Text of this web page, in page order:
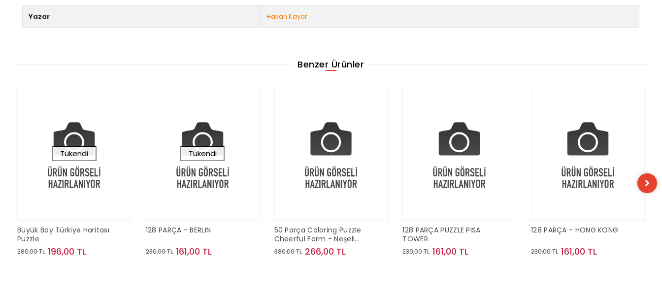
Yazar Hakan Kayar
Benzer Ürünler
Tükendi
Büyük Boy Türkiye Haritası
Puzzle
280,00 TL 196,00 TL
Tükendi
128 PARÇA - BERLIN
230,00 TL 161,00 TL
50 Parça Coloring Puzzle
Cheerful Farm - Neşeli
Çiftlik
380,00 TL 266,00 TL
128 PARÇA PUZZLE PISA
TOWER
230,00 TL 161,00 TL
128 PARÇA - HONG KONG
230,00 TL 161,00 TL